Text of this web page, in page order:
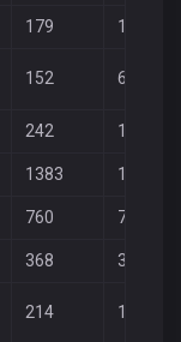
179 109
152 64
242 165
1383 1571
760 756
368 355
214 135